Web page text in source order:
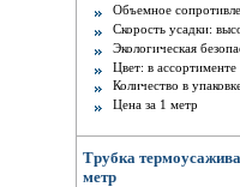
Объемное
Скорость усадки:
Экологическая
Цвет: в ассортименте
Количество в
Цена за 1 метр
Трубка
метр